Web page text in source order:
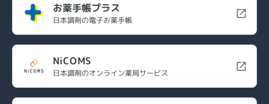
お薬手帳プラス
日本調剤の電子お薬手帳
NiCOMS
日本調剤のオンライン薬局サービス